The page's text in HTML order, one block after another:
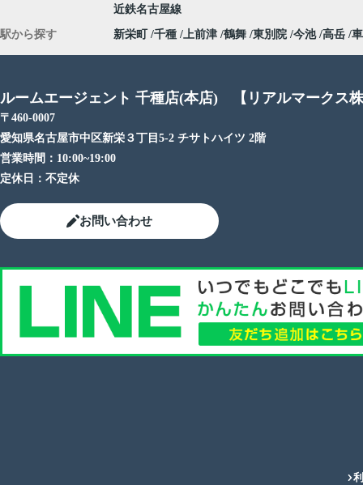
近鉄名古屋線
駅から探す 新栄町 千種 上前津 鶴舞 東別院 今池 高岳
ルームエージェント 千種店(本店) 【リアルマークス
〒460-0007
愛知県名古屋市中区新栄３丁目5-2 チサトハイツ 2階
営業時間： 10:00~19:00
定休日： 不定休
お問い合わせ